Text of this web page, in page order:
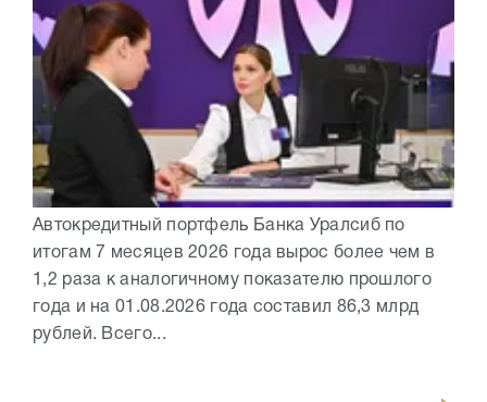
Автокредитный портфель Банка Уралсиб по
итогам 7 месяцев 2026 года вырос более чем в
1,2 раза к аналогичному показателю прошлого
года и на 01.08.2026 года составил 86,3 млрд
рублей. Всего...